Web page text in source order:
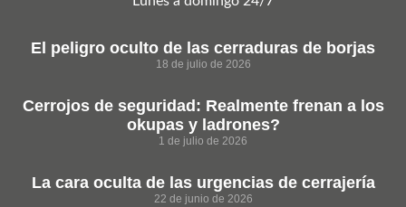
El peligro oculto de las cerraduras de borjas
18 de julio de 2026
Cerrojos de seguridad: Realmente frenan a los
okupas y ladrones?
1 de julio de 2026
La cara oculta de las urgencias de cerrajería
22 de junio de 2026